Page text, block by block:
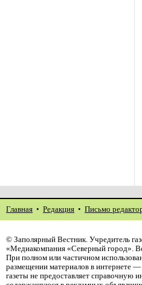
Главная • Редакция • Письмо
© Заполярный Вестник. Учредитель
«Медиакомпания «Северный город».
При полном или частичном
размещении материалов в интернете
газеты не предоставляет справочную